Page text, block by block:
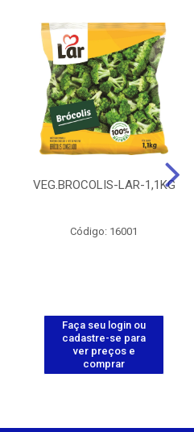
VEG.BROCOLIS-LAR-1,1KG
Código: 16001
Faça seu login ou
cadastre-se para
ver preços e
comprar